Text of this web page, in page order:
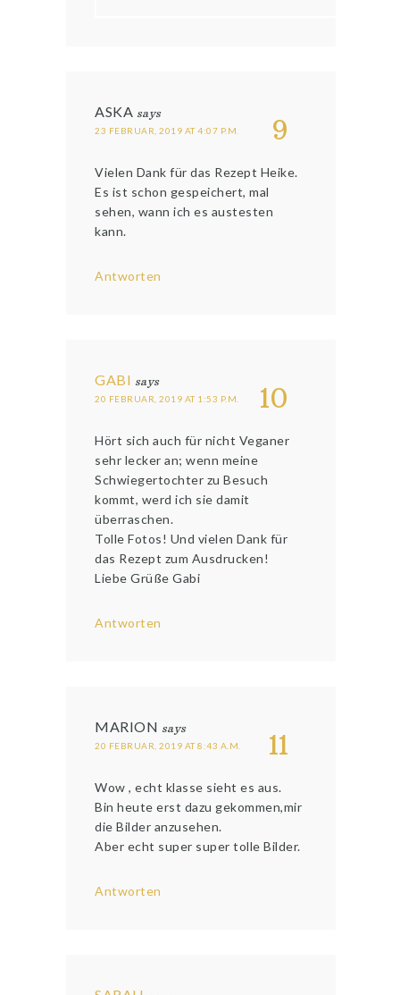
9
ASKA says
23 FEBRUAR, 2019 AT 4:07 P.M.
Vielen Dank für das Rezept Heike.
Es ist schon gespeichert, mal
sehen, wann ich es austesten
kann.
Antworten
10
GABI says
20 FEBRUAR, 2019 AT 1:53 P.M.
Hört sich auch für nicht Veganer
sehr lecker an; wenn meine
Schwiegertochter zu Besuch
kommt, werd ich sie damit
überraschen.
Tolle Fotos! Und vielen Dank für
das Rezept zum Ausdrucken!
Liebe Grüße Gabi
Antworten
11
MARION says
20 FEBRUAR, 2019 AT 8:43 A.M.
Wow , echt klasse sieht es aus.
Bin heute erst dazu gekommen,mir
die Bilder anzusehen.
Aber echt super super tolle Bilder.
Antworten